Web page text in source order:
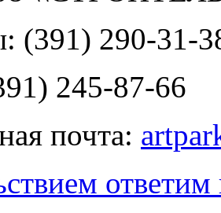
(391) 290-31-
245-87-66
почта: